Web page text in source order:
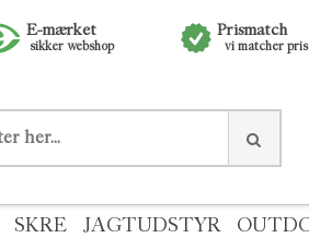
E-mærket
sikker webshop
Prismatch
vi matcher
SKRE JAGTUDSTYR